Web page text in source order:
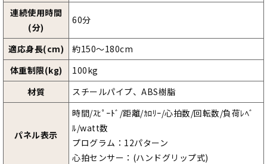
連続使用時間
(分)
60分
適応身長(cm)
約150～180cm
体重制限(kg)
100kg
材質
スチールパイプ、ABS樹脂
パネル表示
時間/ｽﾋﾟｰﾄﾞ/距離/ｶﾛﾘｰ/心拍数/回転数/負荷ﾚﾍﾞ
ﾙ/watt数
プログラム：12パターン
心拍センサー：(ハンドグリップ式)